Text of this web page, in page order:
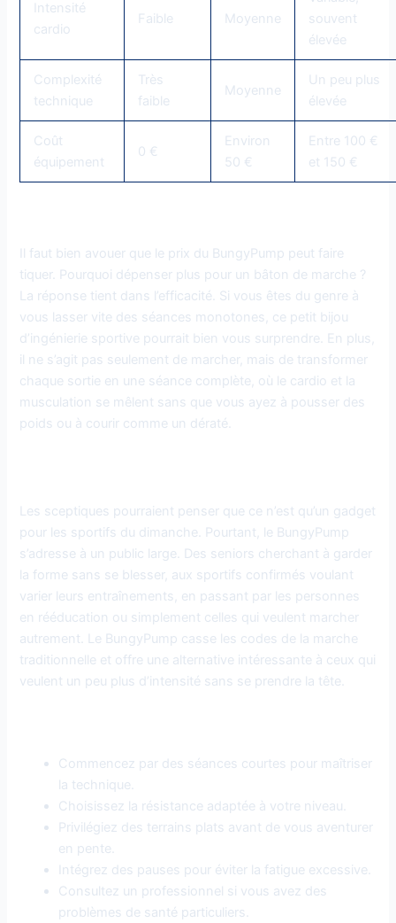
Intensité
cardio
Faible Moyenne
souvent
élevée
Complexité
technique
Très
faible
Moyenne
Un peu plus
élevée
Coût
équipement
0 €
Environ
50 €
Entre 100 €
et 150 €
Il faut bien avouer que le prix du BungyPump peut faire
tiquer. Pourquoi dépenser plus pour un bâton de marche ?
La réponse tient dans l’efficacité. Si vous êtes du genre à
vous lasser vite des séances monotones, ce petit bijou
d’ingénierie sportive pourrait bien vous surprendre. En plus,
il ne s’agit pas seulement de marcher, mais de transformer
chaque sortie en une séance complète, où le cardio et la
musculation se mêlent sans que vous ayez à pousser des
poids ou à courir comme un dératé.
Les sceptiques pourraient penser que ce n’est qu’un gadget
pour les sportifs du dimanche. Pourtant, le BungyPump
s’adresse à un public large. Des seniors cherchant à garder
la forme sans se blesser, aux sportifs confirmés voulant
varier leurs entraînements, en passant par les personnes
en rééducation ou simplement celles qui veulent marcher
autrement. Le BungyPump casse les codes de la marche
traditionnelle et offre une alternative intéressante à ceux qui
veulent un peu plus d’intensité sans se prendre la tête.
Commencez par des séances courtes pour maîtriser
la technique.
Choisissez la résistance adaptée à votre niveau.
Privilégiez des terrains plats avant de vous aventurer
en pente.
Intégrez des pauses pour éviter la fatigue excessive.
Consultez un professionnel si vous avez des
problèmes de santé particuliers.